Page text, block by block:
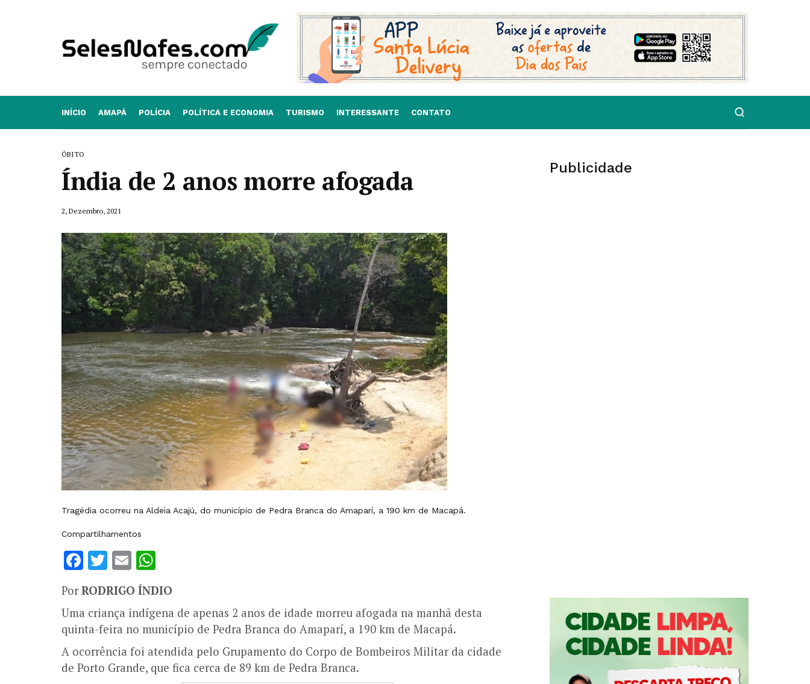
INÍCIO AMAPÁ POLÍCIA POLÍTICA E ECONOMIA TURISMO INTERESSANTE CONTATO
ÓBITO
Índia de 2 anos morre afogada
2, Dezembro, 2021
Tragédia ocorreu na Aldeia Acajú, do município de Pedra Branca do Amaparí, a 190 km de Macapá.
Compartilhamentos
Facebook
Twitter
Email
PorRODRIGO ÍNDIO
Uma criança indígena de apenas 2 anos de idade morreu afogada na manhã desta
quinta-feira no município de Pedra Branca do Amaparí, a 190 km de Macapá.
A ocorrência foi atendida pelo Grupamento do Corpo de Bombeiros Militar da cidade
de Porto Grande, que fica cerca de 89 km de Pedra Branca.
Publicidade